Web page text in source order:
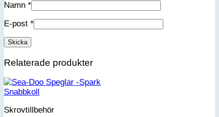
Namn *
E-post *
Relaterade produkter
Snabbkoll
Skrovtillbehör